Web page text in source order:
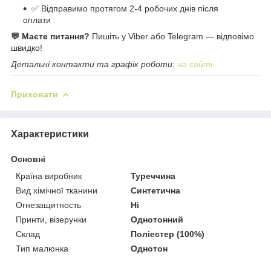
✅ Відправимо протягом 2-4 робочих днів після
оплати
💬 Маєте питання? Пишіть у Viber або Telegram — відповімо
швидко!
Детальні контакти та графік роботи: на сайті
Приховати
Характеристики
Основні
Країна виробник
Туреччина
Вид хімічної тканини
Синтетична
Огнезащитность
Ні
Принти, візерунки
Однотонний
Склад
Поліестер (100%)
Тип малюнка
Однотон